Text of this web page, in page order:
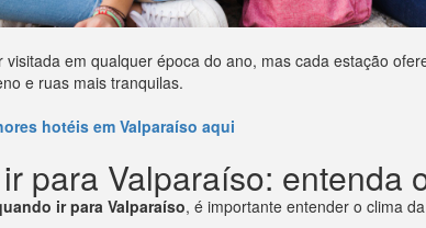
visitada em qualquer época do ano, mas cada estação
e ruas mais tranquilas.
hotéis em Valparaíso aqui
para Valparaíso: entenda
ir para Valparaíso, é importante entender o clima